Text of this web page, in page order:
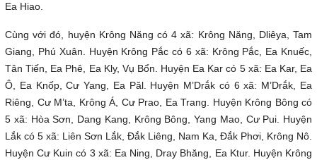
Ea Hiao.
Cùng với đó, huyện Krông Năng có 4 xã: Krông Năng, Dliêya, Tam
Giang, Phú Xuân. Huyện Krông Pắc có 6 xã: Krông Pắc, Ea Knuếc,
Tân Tiến, Ea Phê, Ea Kly, Vụ Bổn. Huyện Ea Kar có 5 xã: Ea Kar, Ea
Ô, Ea Knốp, Cư Yang, Ea Păl. Huyện M’Drắk có 6 xã: M’Drắk, Ea
Riêng, Cư M’ta, Krông Á, Cư Prao, Ea Trang. Huyện Krông Bông có
5 xã: Hòa Sơn, Dang Kang, Krông Bông, Yang Mao, Cư Pui. Huyện
Lắk có 5 xã: Liên Sơn Lắk, Đắk Liêng, Nam Ka, Đắk Phơi, Krông Nô.
Huyện Cư Kuin có 3 xã: Ea Ning, Dray Bhăng, Ea Ktur. Huyện Krông